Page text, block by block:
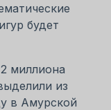
будет
миллиона
из
в Амурской